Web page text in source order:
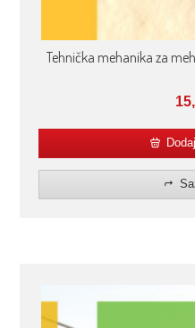
Tehnička mehanika za